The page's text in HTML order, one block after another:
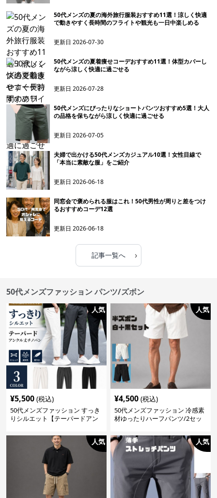
50代メンズの夏の海外旅行服装おすすめ11選！涼しく快適
で動きやすく長時間のフライトや観光も一日中楽しめる
更新日2026-07-30
50代メンズの夏着痩せコーデおすすめ11選！体型カバーし
ながら涼しく快適に過ごせる
更新日2026-07-28
50代メンズにぴったりなショートパンツおすすめ5選！大人
の品格を保ちながら涼しく快適に過ごせる
更新日2026-07-05
夫婦で出かける50代メンズカジュアル10選！女性目線で
「本当に素敵な服」をご紹介
更新日2026-06-18
同窓会で褒められる服はこれ！50代男性が周りと差をつけ
るおすすめコーデ12選
更新日2026-06-18
記事一覧へ ›
50代メンズファッション パンツ/ズボン
人気
¥5,500 (税込)
50代メンズファッション すっき
りシルエット【テーパードアン
人気
¥4,500 (税込)
50代メンズファッション 冷感素
材ゆったりハーフパンツ/2セッ
人気 人気